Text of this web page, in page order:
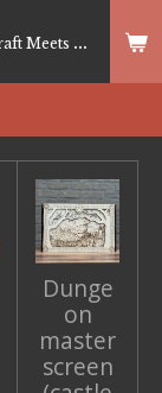
Magic
Dunge
on
master
screen